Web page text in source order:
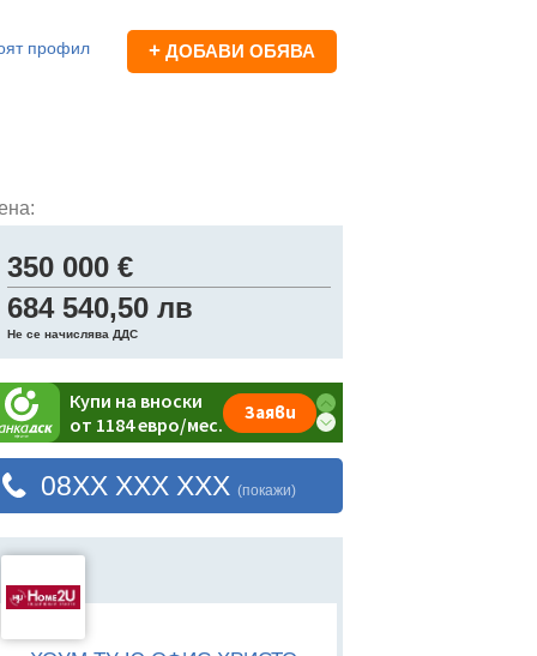
профил + ДОБАВИ ОБЯВА
350 000 €
684 540,50 лв
Не се начислява ДДС
08XX XXX XXX (покажи)